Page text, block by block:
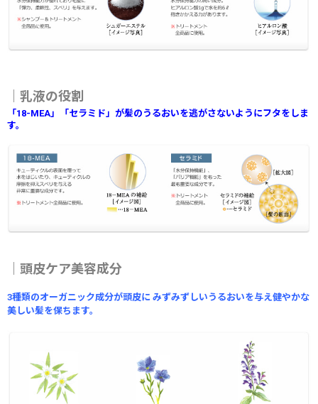
｜乳液の役割
「18-MEA」「セラミド」が髪のうるおいを逃がさないようにフタをしま
す。
｜頭皮ケア美容成分
3種類のオーガニック成分が頭皮に みずみずしいうるおいを与え健やかな
美しい髪を保ちます。